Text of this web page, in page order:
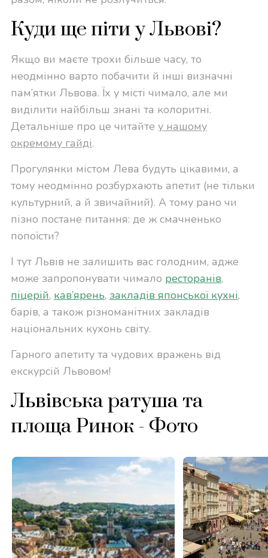
Куди ще піти у Львові?
Якщо ви маєте трохи більше часу, то
неодмінно варто побачити й інші визначні
пам’ятки Львова. Їх у місті чимало, але ми
виділити найбільш знані та колоритні.
Детальніше про це читайте у нашому
окремому гайді.
Прогулянки містом Лева будуть цікавими, а
тому неодмінно розбурхають апетит (не тільки
культурний, а й звичайний). А тому рано чи
пізно постане питання: де ж смачненько
попоїсти?
І тут Львів не залишить вас голодним, адже
може запропонувати чимало ресторанів,
піцерій, кав’ярень, закладів японської кухні,
барів, а також різноманітних закладів
національних кухонь світу.
Гарного апетиту та чудових вражень від
екскурсій Львовом!
Львівська ратуша та
площа Ринок - Фото